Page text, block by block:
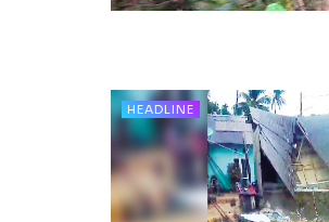
HEADLINE